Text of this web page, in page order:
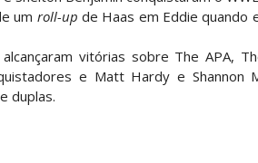
um roll-up de Haas em Eddie quando
vitórias sobre The APA,
e Matt Hardy e Shannon
duplas.